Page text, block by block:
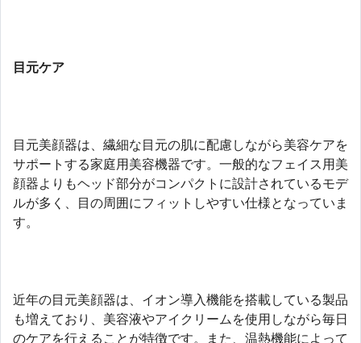
目元ケア
目元美顔器は、繊細な目元の肌に配慮しながら美容ケアを
サポートする家庭用美容機器です。一般的なフェイス用美
顔器よりもヘッド部分がコンパクトに設計されているモデ
ルが多く、目の周囲にフィットしやすい仕様となっていま
す。
近年の目元美顔器は、イオン導入機能を搭載している製品
も増えており、美容液やアイクリームを使用しながら毎日
のケアを行えることが特徴です。また、温熱機能によって